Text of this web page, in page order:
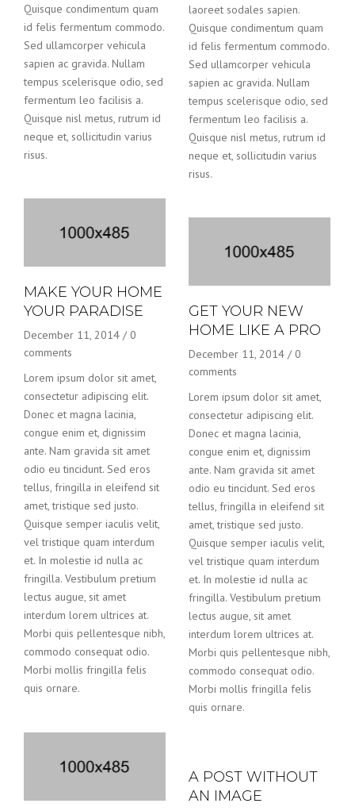
Quisque condimentum quam
id felis fermentum commodo.
Sed ullamcorper vehicula
sapien ac gravida. Nullam
tempus scelerisque odio, sed
fermentum leo facilisis a.
Quisque nisl metus, rutrum id
neque et, sollicitudin varius
risus.
laoreet sodales sapien.
Quisque condimentum quam
id felis fermentum commodo.
Sed ullamcorper vehicula
sapien ac gravida. Nullam
tempus scelerisque odio, sed
fermentum leo facilisis a.
Quisque nisl metus, rutrum id
neque et, sollicitudin varius
risus.
MAKE YOUR HOME
YOUR PARADISE
December 11, 2014 / 0
comments
Lorem ipsum dolor sit amet,
consectetur adipiscing elit.
Donec et magna lacinia,
congue enim et, dignissim
ante. Nam gravida sit amet
odio eu tincidunt. Sed eros
tellus, fringilla in eleifend sit
amet, tristique sed justo.
Quisque semper iaculis velit,
vel tristique quam interdum
et. In molestie id nulla ac
fringilla. Vestibulum pretium
lectus augue, sit amet
interdum lorem ultrices at.
Morbi quis pellentesque nibh,
commodo consequat odio.
Morbi mollis fringilla felis
quis ornare.
GET YOUR NEW
HOME LIKE A PRO
December 11, 2014 / 0
comments
Lorem ipsum dolor sit amet,
consectetur adipiscing elit.
Donec et magna lacinia,
congue enim et, dignissim
ante. Nam gravida sit amet
odio eu tincidunt. Sed eros
tellus, fringilla in eleifend sit
amet, tristique sed justo.
Quisque semper iaculis velit,
vel tristique quam interdum
et. In molestie id nulla ac
fringilla. Vestibulum pretium
lectus augue, sit amet
interdum lorem ultrices at.
Morbi quis pellentesque nibh,
commodo consequat odio.
Morbi mollis fringilla felis
quis ornare.
A POST WITHOUT
AN IMAGE